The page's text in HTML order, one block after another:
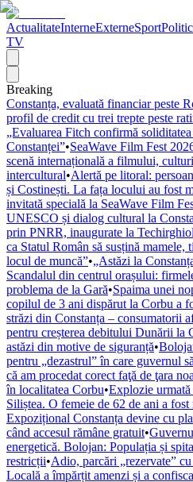
ActualitateInterneExterneSport
TV
Breaking
Constanța, evaluată financiar peste
profil de credit cu trei trepte peste
„Evaluarea Fitch confirmă
Constanței”•SeaWave Film Fest
scenă internațională a filmului,
intercultural•Alertă pe litoral:
și Costinești. La fața locului au fost
invitată specială la SeaWave Film
UNESCO și dialog cultural la
prin PNRR, inaugurate la
ca Statul Român să susțină mamele,
locul de muncă”•„Astăzi la
Scandalul din centrul orașului:
problema de la Gară•Spaima unei
copilul de 3 ani dispărut la Corbu a
străzi din Constanța – consumatorii
pentru creșterea debitului Dunării la
astăzi din motive de siguranță•
pentru „dezastrul” în care guvernul
că am procedat corect faţă de ţara
în localitatea Corbu•Explozie
Siliștea. O femeie de 62 de ani a fost
Expozițional Constanța devine cu
când accesul rămâne gratuit•
energetică. Bolojan: Populația și
restricții•Adio, parcări „rezervate”
Locală a împărțit amenzi și a